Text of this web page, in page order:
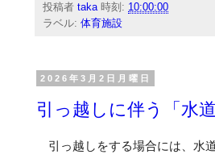
投稿者taka 時刻: 10:00:00
ラベル:体育施設
2026年3月2日月曜日
引っ越しに伴う「水
引っ越しをする場合には、水